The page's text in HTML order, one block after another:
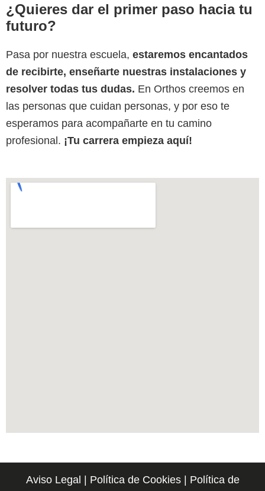
¿Quieres dar el primer paso hacia tu
futuro?
Pasa por nuestra escuela, estaremos encantados
de recibirte, enseñarte nuestras instalaciones y
resolver todas tus dudas. En Orthos creemos en
las personas que cuidan personas, y por eso te
esperamos para acompañarte en tu camino
profesional. ¡Tu carrera empieza aquí!
Aviso Legal | Política de Cookies| Política de